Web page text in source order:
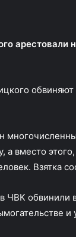
арестовали
а вместо
Взятка
ЧВК обвинили
и